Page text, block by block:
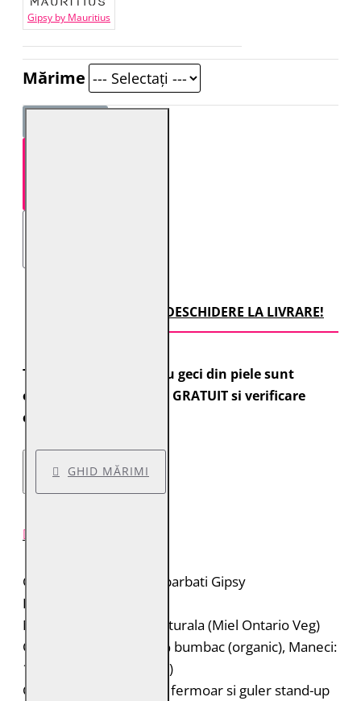
Gipsy by Mauritius
Mărime
TRANSPORT CU DESCHIDERE LA LIVRARE!
Toate comenzile pentru geci din piele sunt
expediate cu transport GRATUIT si verificare
colet.
GHID MĂRIMI
Geaca de piele pentru barbati Gipsy
Brand: Gipsy
Material: 100% piele naturala (Miel Ontario Veg)
Captuseala: Corp: 100% bumbac (organic), Maneci:
100% poliester (reciclat)
Geaca de piele biker cu fermoar si guler stand-up